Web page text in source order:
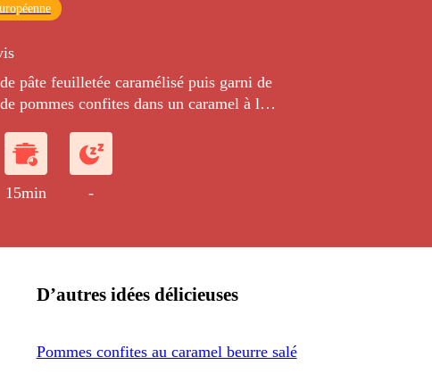
pâte feuilletée caramélisé puis garni de
pommes confites dans un caramel à la
15min -
D’autres idées délicieuses
Pommes confites au caramel beurre salé